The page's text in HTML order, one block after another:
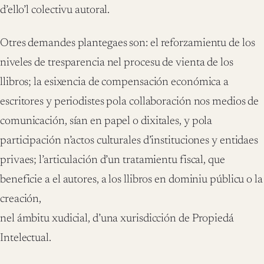
d’ello’l colectivu autoral.
Otres demandes plantegaes son: el reforzamientu de los
niveles de tresparencia nel procesu de vienta de los
llibros; la esixencia de compensación económica a
escritores y periodistes pola collaboración nos medios de
comunicación, sían en papel o dixitales, y pola
participación n’actos culturales d’instituciones y entidaes
privaes; l’articulación d’un tratamientu fiscal, que
beneficie a el autores, a los llibros en dominiu públicu o la
creación,
nel ámbitu xudicial, d’una xurisdicción de Propiedá
Intelectual.